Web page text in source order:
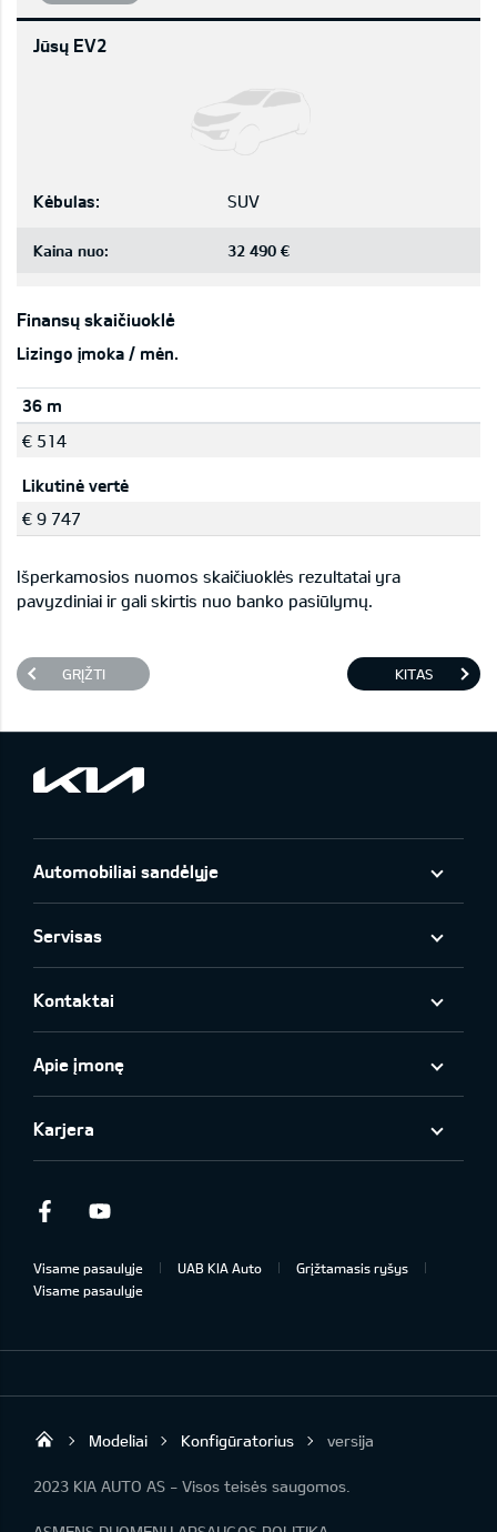
Jūsų EV2
Kėbulas: SUV
Kaina nuo: 32 490 €
Finansų skaičiuoklė
Lizingo įmoka / mėn.
36 m
€ 514
Likutinė vertė
€ 9 747
Išperkamosios nuomos skaičiuoklės rezultatai yra
pavyzdiniai ir gali skirtis nuo banko pasiūlymų.
GRĮŽTI KITAS
Automobiliai sandėlyje
Servisas
Kontaktai
Apie įmonę
Karjera
Facebook
Visame pasaulyje UAB KIA Auto
Grįžtamasis ryšys
Visame pasaulyje
UAB „Kia Auto“
Modeliai Konfigūratorius versija
2023 KIA AUTO AS - Visos teisės saugomos.